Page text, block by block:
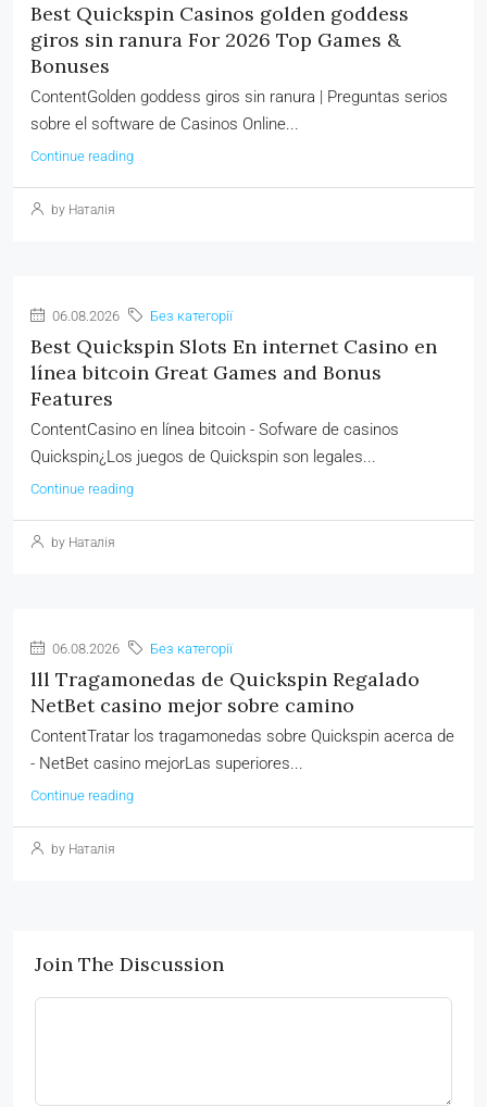
Best Quickspin Casinos golden goddess
giros sin ranura For 2026 Top Games &
Bonuses
ContentGolden goddess giros sin ranura | Preguntas serios
sobre el software de Casinos Online...
Continue reading
by Наталія
06.08.2026 Без категорії
Best Quickspin Slots En internet Casino en
línea bitcoin Great Games and Bonus
Features
ContentCasino en línea bitcoin - Sofware de casinos
Quickspin¿Los juegos de Quickspin son legales...
Continue reading
by Наталія
06.08.2026 Без категорії
lll Tragamonedas de Quickspin Regalado
NetBet casino mejor sobre camino
ContentTratar los tragamonedas sobre Quickspin acerca de
- NetBet casino mejorLas superiores...
Continue reading
by Наталія
Join The Discussion